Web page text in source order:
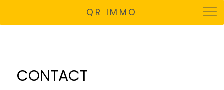
QR IMMO
CONTACT